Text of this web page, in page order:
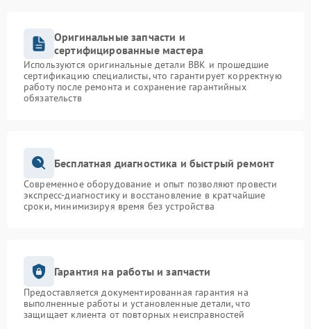
Оригинальные запчасти и
сертифицированные мастера
Используются оригинальные детали BBK и прошедшие
сертификацию специалисты, что гарантирует корректную
работу после ремонта и сохранение гарантийных
обязательств
Бесплатная диагностика и быстрый ремонт
Современное оборудование и опыт позволяют провести
экспресс-диагностику и восстановление в кратчайшие
сроки, минимизируя время без устройства
Гарантия на работы и запчасти
Предоставляется документированная гарантия на
выполненные работы и установленные детали, что
защищает клиента от повторных неисправностей